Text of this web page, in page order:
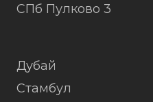
СПб Пулково 3
Дубай
Стамбул